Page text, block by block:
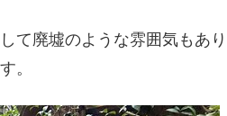
て廃墟のような雰囲気もあ
。